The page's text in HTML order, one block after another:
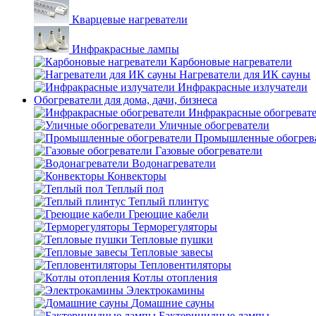
Кварцевые нагреватели
Инфракрасные лампы
Карбоновые нагреватели
Нагреватели для ИК сауны
Инфракрасные излучатели
Обогреватели для дома, дачи, бизнеса
Инфракрасные
Уличные обогреватели
Промышленные
Газовые обогреватели
Водонагреватели
Конвекторы
Теплый пол
Теплый плинтус
Греющие кабели
Терморегуляторы
Тепловые пушки
Тепловые завесы
Тепловентиляторы
Котлы отопления
Электрокамины
Домашние сауны